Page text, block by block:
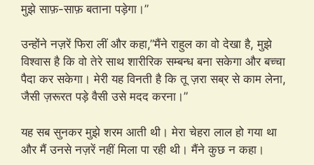
मुझे साफ़-साफ़ बताना पड़ेगा।”
उन्होंने नज़रें फिरा लीं और कहा,”मैंने राहुल का वो देखा है, मुझे
विश्वास है कि वो तेरे साथ शारीरिक सम्बन्ध बना सकेगा और बच्चा
पैदा कर सकेगा। मेरी यह विनती है कि तू ज़रा सब्र से काम लेना,
जैसी ज़रूरत पड़े वैसी उसे मदद करना।”
यह सब सुनकर मुझे शरम आती थी। मेरा चेहरा लाल हो गया था
और मैं उनसे नज़रें नहीं मिला पा रही थी। मैंने कुछ न कहा।